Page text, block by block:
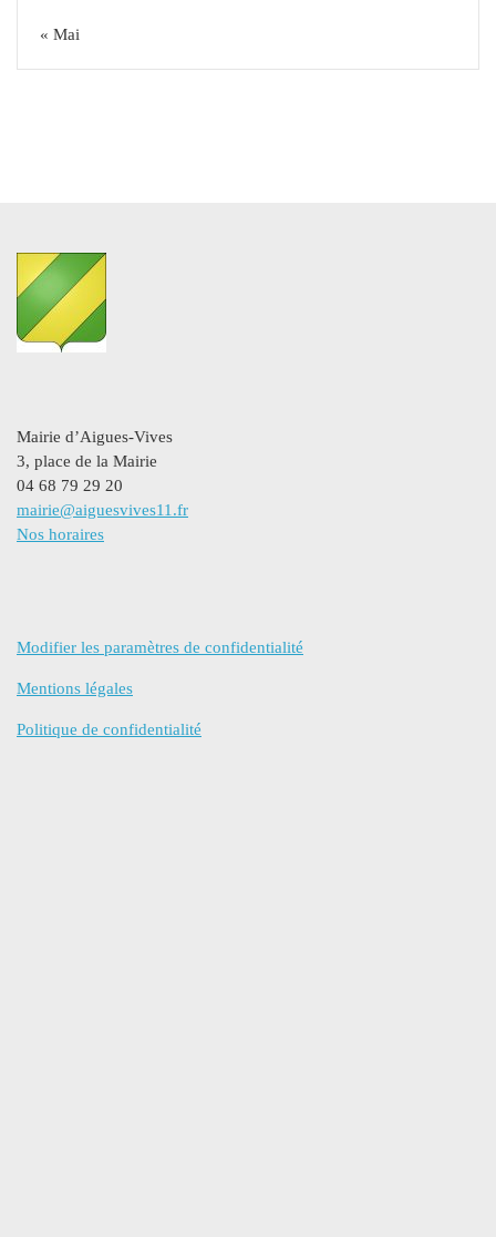
« Mai
Mairie d’Aigues-Vives
3, place de la Mairie
04 68 79 29 20
mairie@aiguesvives11.fr
Nos horaires
Modifier les paramètres de confidentialité
Mentions légales
Politique de confidentialité